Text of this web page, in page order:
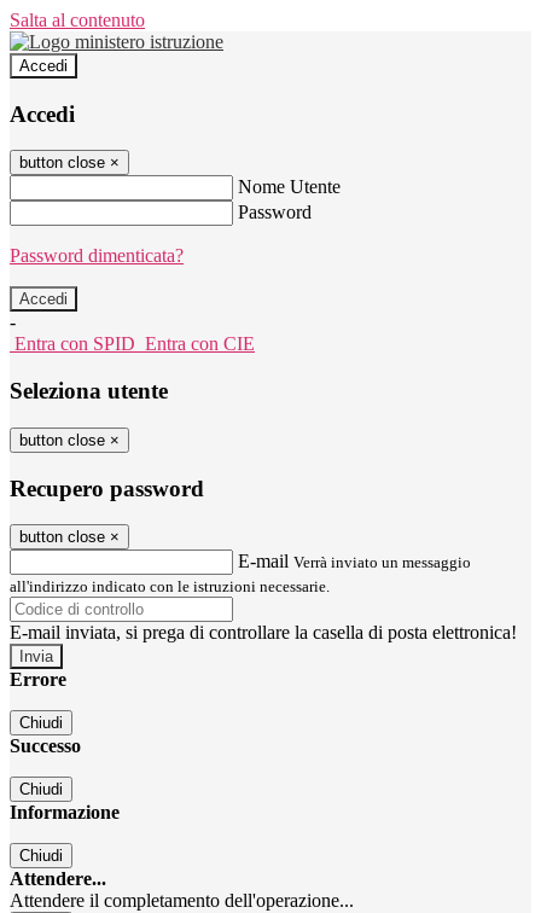
Salta al contenuto
Accedi
Accedi
button close ×
Nome Utente
Password
Password dimenticata?
-
Entra con SPID Entra con CIE
Seleziona utente
button close ×
Recupero password
button close ×
E-mail Verrà inviato un messaggio
all'indirizzo indicato con le istruzioni necessarie.
E-mail inviata, si prega di controllare la casella di posta elettronica!
Errore
Chiudi
Successo
Chiudi
Informazione
Chiudi
Attendere...
Attendere il completamento dell'operazione...